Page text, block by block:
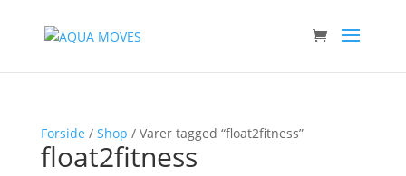
Forside / Shop / Varer tagged “float2fitness”
float2fitness